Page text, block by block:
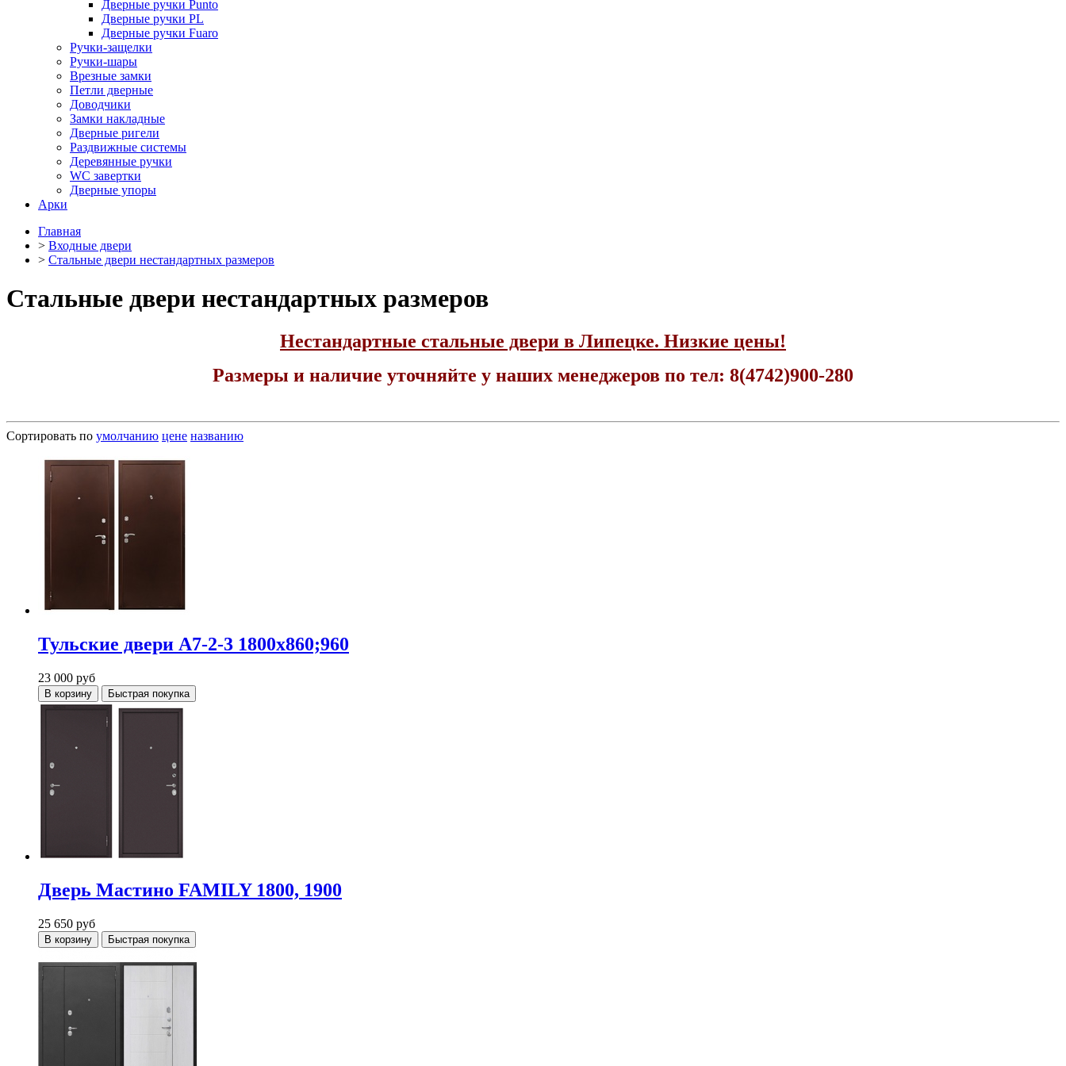
Дверные ручки Punto
Дверные ручки PL
Дверные ручки Fuaro
Ручки-защелки
Ручки-шары
Врезные замки
Петли дверные
Доводчики
Замки накладные
Дверные ригели
Раздвижные системы
Деревянные ручки
WC завертки
Дверные упоры
Арки
Главная
> Входные двери
> Стальные двери нестандартных размеров
Стальные двери нестандартных размеров
Нестандартные стальные двери в Липецке. Низкие цены!
Размеры и наличие уточняйте у наших менеджеров по тел: 8(4742)900-280
Сортировать по умолчанию цене названию
Тульские двери А7-2-3 1800х860;960
23 000 руб
В корзину Быстрая покупка
Дверь Мастино FAMILY 1800, 1900
25 650 руб
В корзину Быстрая покупка